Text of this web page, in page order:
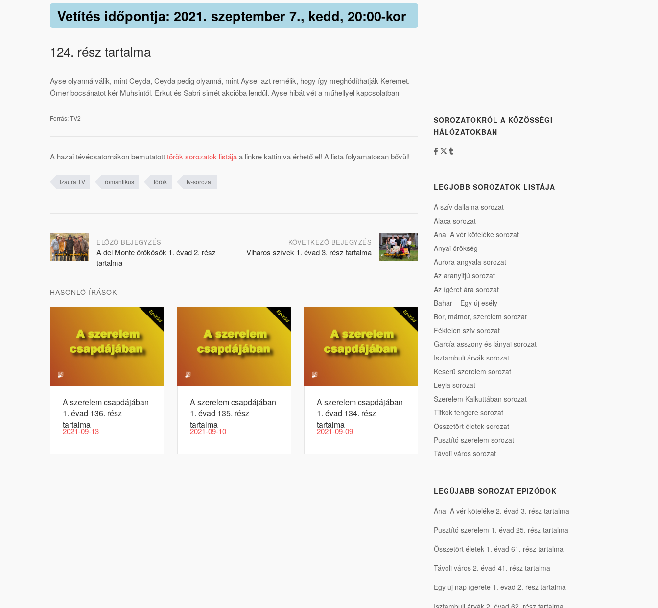
Vetítés időpontja: 2021. szeptember 7., kedd, 20:00-kor
124. rész tartalma
Ayse olyanná válik, mint Ceyda, Ceyda pedig olyanná, mint Ayse, azt remélik, hogy így meghódíthatják Keremet.
Ömer bocsánatot kér Muhsintól. Erkut és Sabri simét akcióba lendül. Ayse hibát vét a műhellyel kapcsolatban.
Forrás: TV2
A hazai tévécsatornákon bemutatotttörök sorozatok listájaa linkre kattintva érhető el! A lista folyamatosan bővül!
Izaura TV romantikus török tv-sorozat
Post
navigation
ELŐZŐ BEJEGYZÉS
A del Monte örökösök 1. évad 2. rész
tartalma
KÖVETKEZŐ BEJEGYZÉS
Viharos szívek 1. évad 3. rész tartalma
HASONLÓ ÍRÁSOK
A szerelem csapdájában
1. évad 136. rész
tartalma
2021-09-13
A szerelem csapdájában
1. évad 135. rész
tartalma
2021-09-10
A szerelem csapdájában
1. évad 134. rész
tartalma
2021-09-09
SOROZATOKRÓL A KÖZÖSSÉGI
HÁLÓZATOKBAN
LEGJOBB SOROZATOK LISTÁJA
A szív dallama sorozat
Alaca sorozat
Ana: A vér köteléke sorozat
Anyai örökség
Aurora angyala sorozat
Az aranyifjú sorozat
Az ígéret ára sorozat
Bahar – Egy új esély
Bor, mámor, szerelem sorozat
Féktelen szív sorozat
García asszony és lányai sorozat
Isztambuli árvák sorozat
Keserű szerelem sorozat
Leyla sorozat
Szerelem Kalkuttában sorozat
Titkok tengere sorozat
Összetört életek sorozat
Pusztító szerelem sorozat
Távoli város sorozat
LEGÚJABB SOROZAT EPIZÓDOK
Ana: A vér köteléke 2. évad 3. rész tartalma
Pusztító szerelem 1. évad 25. rész tartalma
Összetört életek 1. évad 61. rész tartalma
Távoli város 2. évad 41. rész tartalma
Egy új nap ígérete 1. évad 2. rész tartalma
Isztambuli árvák 2. évad 62. rész tartalma